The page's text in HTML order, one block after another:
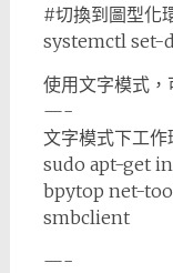
#切換到圖型化
systemctl set-
使用文字模式
—-
文字模式下工
sudo apt-get
bpytop net-
smbclient
—-